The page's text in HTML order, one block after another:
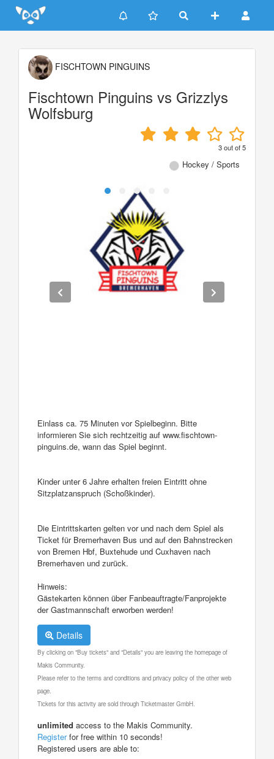
Update cookies preferences
FISCHTOWN PINGUINS
Fischtown Pinguins vs Grizzlys
Wolfsburg
3out of5
Hockey / Sports
Einlass ca. 75 Minuten vor Spielbeginn. Bitte
informieren Sie sich rechtzeitig auf www.fischtown-
pinguins.de, wann das Spiel beginnt.
Kinder unter 6 Jahre erhalten freien Eintritt ohne
Sitzplatzanspruch (Schoßkinder).
Die Eintrittskarten gelten vor und nach dem Spiel als
Ticket für Bremerhaven Bus und auf den Bahnstrecken
von Bremen Hbf, Buxtehude und Cuxhaven nach
Bremerhaven und zurück.
Hinweis:
Gästekarten können über Fanbeauftragte/Fanprojekte
der Gastmannschaft erworben werden!
Details
By clicking on "Buy tickets" and "Details" you are leaving the homepage of
Makis Community.
Please refer to the terms and conditions and privacy policy of the other web
page.
Tickets for this activity are sold through Ticketmaster GmbH.
unlimited access to the Makis Community.
Registerfor free within 10 seconds!
Registered users are able to: